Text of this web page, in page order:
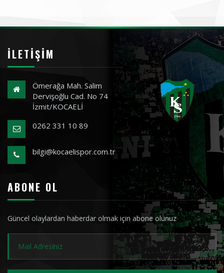
İLETIŞIM
Ömerağa Mah. Salim
Dervişoğlu Cad. No 74
İzmit/KOCAELİ
0262 331 10 89
bilgi@kocaelispor.com.tr
ABONE OL
Güncel olaylardan haberdar olmak için abone olunuz